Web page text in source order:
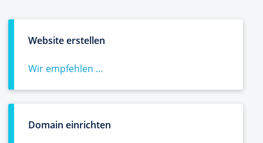
Website erstellen
Wir empfehlen ...
Domain einrichten